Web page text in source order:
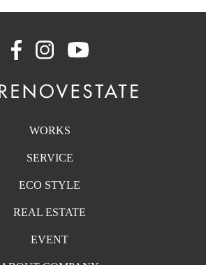
WORKS
SERVICE
ECO STYLE
REAL ESTATE
EVENT